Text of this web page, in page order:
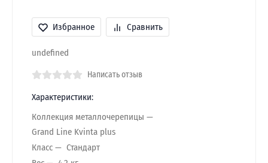
Избранное Сравнить
undefined
Написать отзыв
Характеристики:
Коллекция металлочерепицы
Grand Line Kvinta plus
Класс
Стандарт